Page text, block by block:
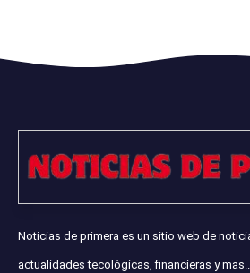
Noticias de primera es un sitio web de
actualidades tecológicas, financieras y mas..